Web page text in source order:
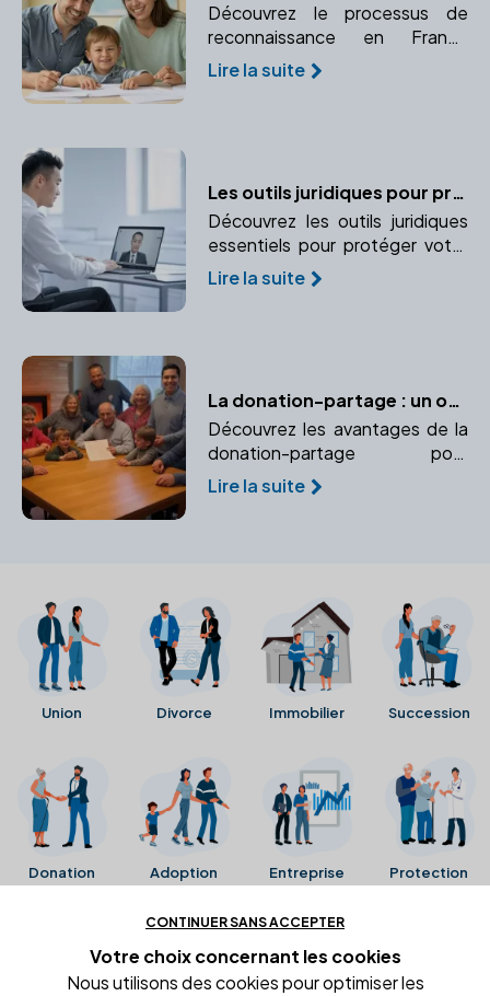
Découvrez le processus de
reconnaissance en France
d'une adoption prononcée à
l'étranger. Comprendre la
Lire la suite
Les outils juridiques pour protéger l'entreprise et ses dirigeants
Découvrez les outils juridiques
essentiels pour protéger votre
entreprise et vos
responsabilités en tant que
Lire la suite
La donation-partage : un outil efficace pour prévenir les conflits successoraux
Découvrez les avantages de la
donation-partage pour
organiser une répartition
équitable des biens et éviter les
Lire la suite
Union Divorce Immobilier Succession
Donation Adoption Entreprise Protection
Ces avis proviennent directement de la fiche Google
Business de l'office notarial. Ils n'ont ni été collectés ni
CONTINUER SANS ACCEPTER
Votre choix concernant les cookies
Nous utilisons des cookies pour optimiser les